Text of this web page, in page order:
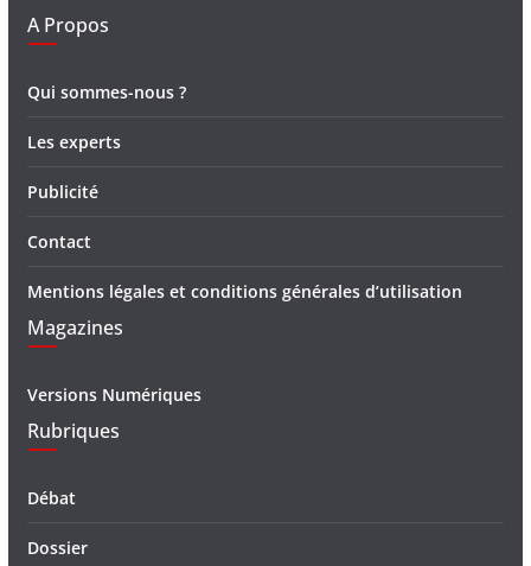
A Propos
Qui sommes-nous ?
Les experts
Publicité
Contact
Mentions légales et conditions générales d’utilisation
Magazines
Versions Numériques
Rubriques
Débat
Dossier